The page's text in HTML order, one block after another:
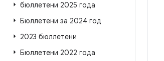
бюллетени 2025 года
Бюллетени за 2024 год
2023 бюллетени
Бюллетени 2022 года